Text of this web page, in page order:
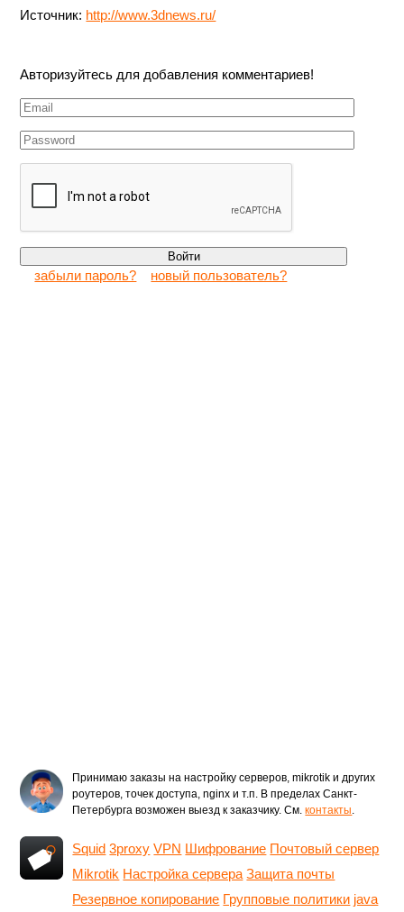
Источник: http://www.3dnews.ru/
Авторизуйтесь для добавления комментариев!
забыли пароль? новый пользователь?
Принимаю заказы на настройку серверов, mikrotik и других
роутеров, точек доступа, nginx и т.п. В пределах Санкт-
Петербурга возможен выезд к заказчику. См.контакты.
Squid 3proxy VPN Шифрование Почтовый сервер
Mikrotik Настройка сервера Защита почты
Резервное копирование Групповые политики java